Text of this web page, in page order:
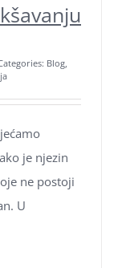
Blog,
je njezin
ne postoji
U